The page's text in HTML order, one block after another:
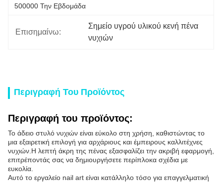
500000 Την Εβδομάδα
Επισημαίνω:
Σημείο υγρού υλικού κενή πένα
νυχιών
Περιγραφή Του Προϊόντος
Περιγραφή του προϊόντος:
Το άδειο στυλό νυχιών είναι εύκολο στη χρήση, καθιστώντας το
μια εξαιρετική επιλογή για αρχάριους και έμπειρους καλλιτέχνες
νυχιών.Η λεπτή άκρη της πένας εξασφαλίζει την ακριβή εφαρμογή,
επιτρέποντάς σας να δημιουργήσετε περίπλοκα σχέδια με
ευκολία.
Αυτό το εργαλείο nail art είναι κατάλληλο τόσο για επαγγελματική